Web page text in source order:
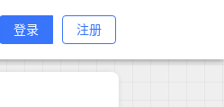
登录 注册